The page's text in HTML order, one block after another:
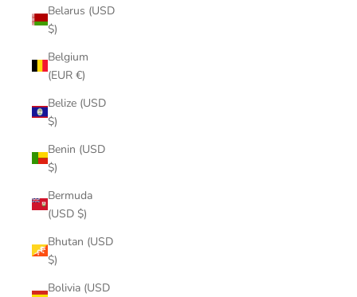
Belarus (USD
$)
Belgium
(EUR €)
Belize (USD
$)
Benin (USD
$)
Bermuda
(USD $)
Bhutan (USD
$)
Bolivia (USD